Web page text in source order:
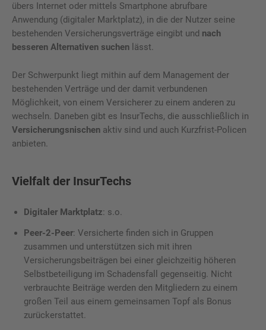
übers Internet oder mittels Smartphone abrufbare
Anwendung (digitaler Marktplatz), in die der Nutzer seine
bestehenden Versicherungsverträge eingibt und nach
besseren Alternativen suchen lässt.
Der Schwerpunkt liegt mithin auf dem Management der
bestehenden Verträge und der damit verbundenen
Möglichkeit, von einem Versicherer zu einem anderen zu
wechseln. Daneben gibt es InsurTechs, die ausschließlich in
Versicherungsnischen aktiv sind und auch Kurzfrist-Policen
anbieten.
Vielfalt der InsurTechs
Digitaler Marktplatz: s.o.
Peer-2-Peer: Versicherte finden sich in Gruppen
zusammen und unterstützen sich mit ihren
Versicherungsbeiträgen bei einer gleichzeitig höheren
Selbstbeteiligung im Schadensfall gegenseitig. Nicht
verbrauchte Beiträge werden den Mitgliedern zu einem
großen Teil aus einem gemeinsamen Topf als Bonus
zurückerstattet.